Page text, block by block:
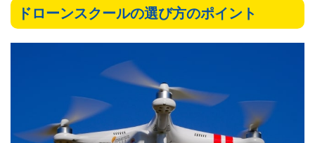
ドローンスクールの選び方のポイント